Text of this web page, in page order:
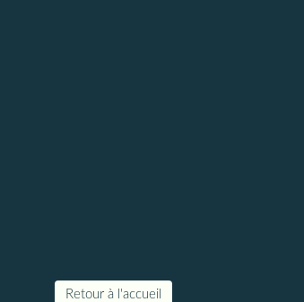
Retour à l'accueil